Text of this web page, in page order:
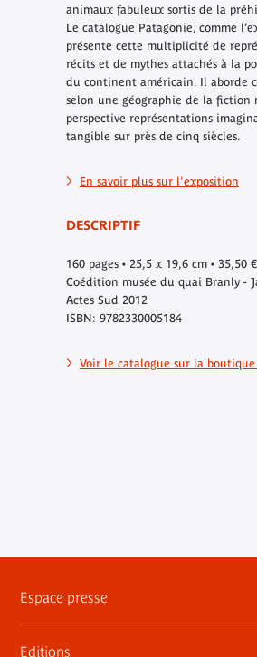
animaux fabuleux sortis de la
Le catalogue Patagonie, comme
présente cette multiplicité de
récits et de mythes attachés à la
du continent américain. Il aborde
selon une géographie de la fiction
perspective représentations
tangible sur près de cinq siècles.
En savoir plus sur l'exposition
DESCRIPTIF
160 pages • 25,5 x 19,6 cm • 35,50 €
Coédition musée du quai Branly -
Actes Sud 2012
ISBN: 9782330005184
Voir le catalogue sur la
Espace presse
Editions